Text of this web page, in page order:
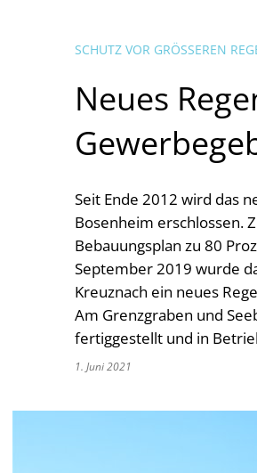
SCHUTZ VOR GRÖSSEREN
Neues
Seit Ende 2012 wird das
Bosenheim erschlossen.
Bebauungsplan zu 80
September 2019 wurde
Kreuznach ein neues
Am Grenzgraben und
fertiggestellt und in
1. Juni 2021